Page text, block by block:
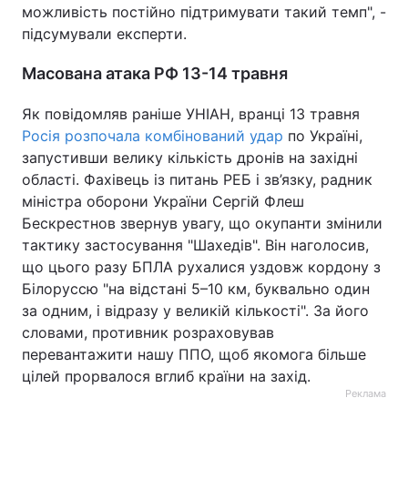
можливість постійно підтримувати такий темп", -
підсумували експерти.
Масована атака РФ 13-14 травня
Як повідомляв раніше УНІАН, вранці 13 травня
Росія розпочала комбінований удар по Україні,
запустивши велику кількість дронів на західні
області. Фахівець із питань РЕБ і зв’язку, радник
міністра оборони України Сергій Флеш
Бескрестнов звернув увагу, що окупанти змінили
тактику застосування "Шахедів". Він наголосив,
що цього разу БПЛА рухалися уздовж кордону з
Білоруссю "на відстані 5–10 км, буквально один
за одним, і відразу у великій кількості". За його
словами, противник розраховував
перевантажити нашу ППО, щоб якомога більше
цілей прорвалося вглиб країни на захід.
Реклама